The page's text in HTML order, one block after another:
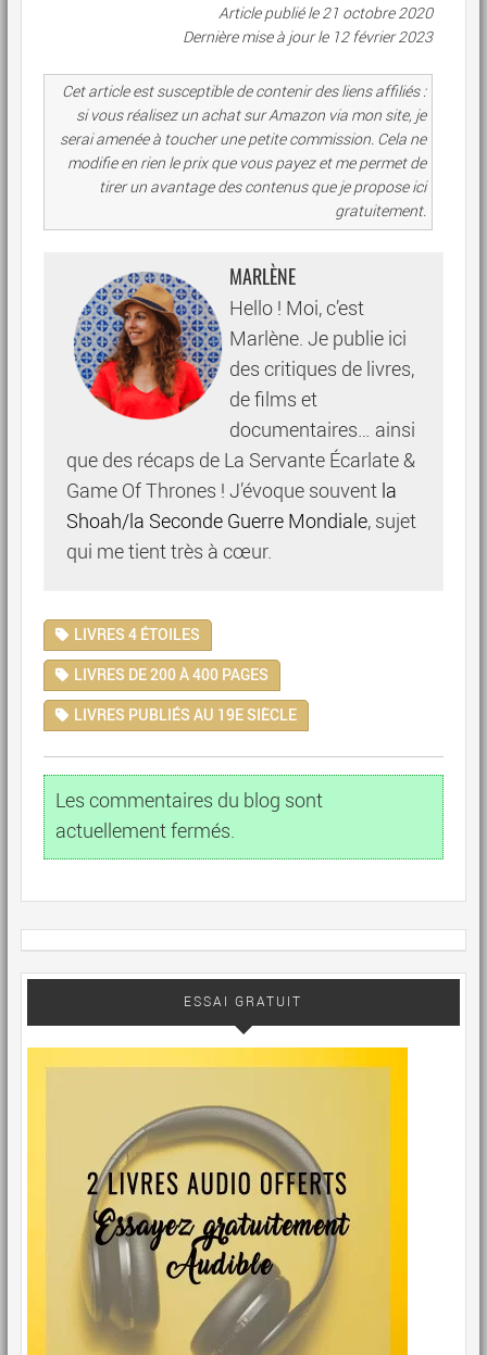
Article publié le 21 octobre 2020
Dernière mise à jour le 12 février 2023
Cet article est susceptible de contenir des liens affiliés :
si vous réalisez un achat sur Amazon via mon site, je
serai amenée à toucher une petite commission. Cela ne
modifie en rien le prix que vous payez et me permet de
tirer un avantage des contenus que je propose ici
gratuitement.
MARLÈNE
Hello ! Moi, c’est
Marlène. Je publie ici
des critiques de livres,
de films et
documentaires… ainsi
que des récaps de La Servante Écarlate &
Game Of Thrones ! J’évoque souvent la
Shoah/la Seconde Guerre Mondiale, sujet
qui me tient très à cœur.
LIVRES 4 ÉTOILES
LIVRES DE 200 À 400 PAGES
LIVRES PUBLIÉS AU 19E SIÈCLE
Les commentaires du blog sont
actuellement fermés.
ESSAI GRATUIT